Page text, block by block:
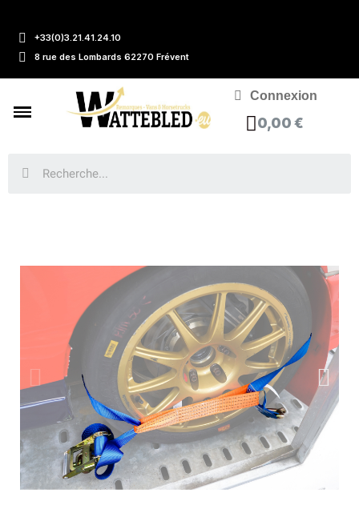
+33(0)3.21.41.24.10
8 rue des Lombards 62270 Frévent
Connexion
0,00 €